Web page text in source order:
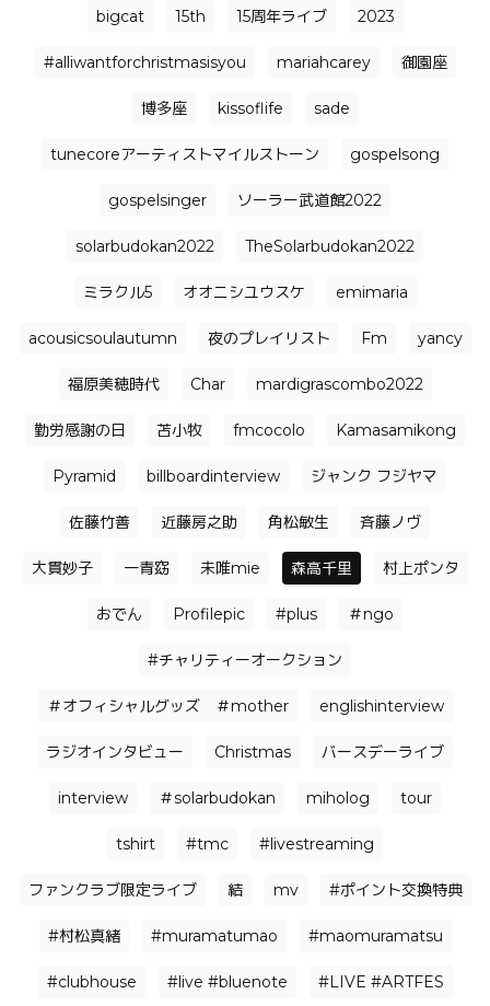
bigcat 15th 15周年ライブ 2023
#alliwantforchristmasisyou mariahcarey 御園座
博多座 kissoflife sade
tunecoreアーティストマイルストーン gospelsong
gospelsinger ソーラー武道館2022
solarbudokan2022 TheSolarbudokan2022
ミラクル5 オオニシユウスケ emimaria
acousicsoulautumn 夜のプレイリスト Fm yancy
福原美穂時代 Char mardigrascombo2022
勤労感謝の日 苫小牧 fmcocolo Kamasamikong
Pyramid billboardinterview ジャンク フジヤマ
佐藤竹善 近藤房之助 角松敏生 ⻫藤ノヴ
大貫妙子 一青窈 未唯mie 森高千里 村上ポンタ
おでん Profilepic #plus ＃ngo
#チャリティーオークション
＃オフィシャルグッズ ＃mother englishinterview
ラジオインタビュー Christmas バースデーライブ
interview ＃solarbudokan miholog tour
tshirt #tmc #livestreaming
ファンクラブ限定ライブ 結 mv #ポイント交換特典
#村松真緒 #muramatumao #maomuramatsu
#clubhouse #live #bluenote #LIVE #ARTFES